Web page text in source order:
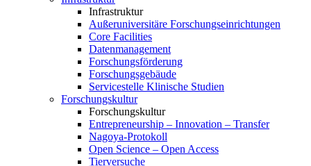
Infrastruktur
Außeruniversitäre Forschungseinrichtungen
Core Facilities
Datenmanagement
Forschungsförderung
Forschungsgebäude
Servicestelle Klinische Studien
Forschungskultur
Forschungskultur
Entrepreneurship – Innovation – Transfer
Nagoya-Protokoll
Open Science – Open Access
Tierversuche